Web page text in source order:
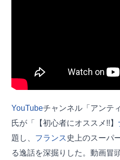
YouTubeチャンネル「アンテ
氏が「【初心者にオススメ!!】
題し、 フランス 史上のスーパ
る逸話を深掘りした。動画冒